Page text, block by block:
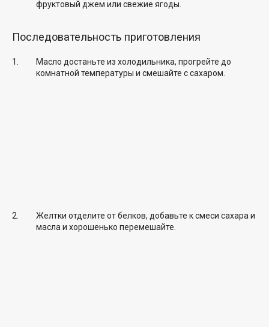
фруктовый джем или свежие ягоды.
Последовательность приготовления
Масло достаньте из холодильника, прогрейте до
комнатной температуры и смешайте с сахаром.
Желтки отделите от белков, добавьте к смеси сахара и
масла и хорошенько перемешайте.